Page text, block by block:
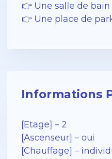
👉 Une salle de
👉 Une place de
Informations
[Etage] – 2
[Ascenseur] – oui
[Chauffage] –